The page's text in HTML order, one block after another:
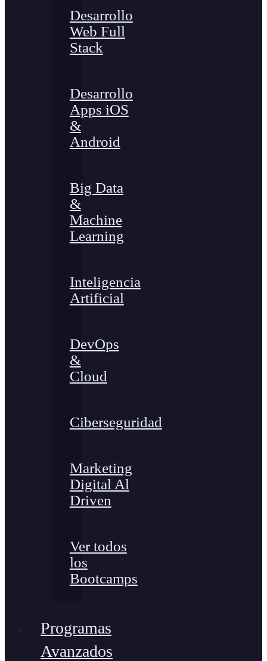
Desarrollo
Web Full
Stack
Desarrollo
Apps iOS
&
Android
Big Data
&
Machine
Learning
Inteligencia
Artificial
DevOps
&
Cloud
Ciberseguridad
Marketing
Digital Al
Driven
Ver todos
los
Bootcamps
Programas
Avanzados